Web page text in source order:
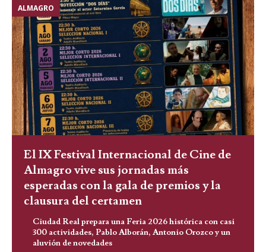
ALMAGRO
El IX Festival Internacional de Cine de
Almagro vive sus jornadas más
esperadas con la gala de premios y la
clausura del certamen
Ciudad Real prepara una Feria 2026 histórica con casi
300 actividades, Pablo Alborán, Antonio Orozco y un
aluvión de novedades